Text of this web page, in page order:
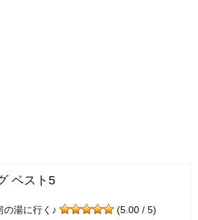
ベスト5
の湯に行く♪
(5.00 / 5)